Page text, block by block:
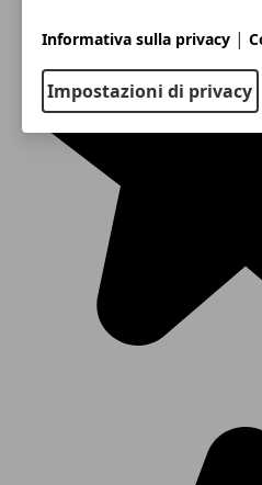
Informativa sulla privacy |
Impostazioni di privacy